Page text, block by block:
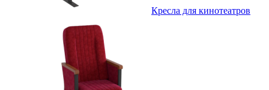
Кресла для кинотеатров